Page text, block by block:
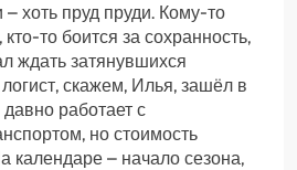
– хоть пруд пруди. Кому-то
то боится за сохранность,
ждать затянувшихся
скажем, Илья, зашёл в
работает с
но стоимость
календаре – начало сезона,